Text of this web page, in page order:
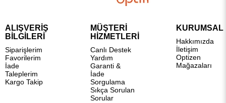
ALIŞVERİŞ
BİLGİLERİ
Siparişlerim
Favorilerim
İade
Taleplerim
Kargo Takip
MÜŞTERİ
HİZMETLERİ
Canlı Destek
Yardım
Garanti &
İade
Sorgulama
Sıkça Sorulan
Sorular
KURUMSAL
Hakkımızda
İletişim
Optizen
Mağazaları